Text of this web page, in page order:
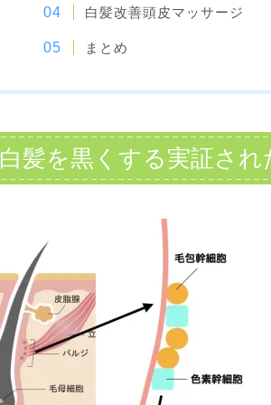
白髪改善頭皮マッサージ
まとめ
白髪を黒くする実証され